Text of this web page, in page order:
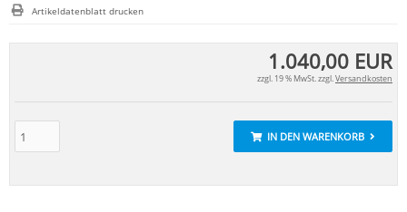
1.040,00 EUR
zzgl. 19 % MwSt. zzgl.Versandkosten
IN DEN WARENKORB
Artikeldatenblatt drucken